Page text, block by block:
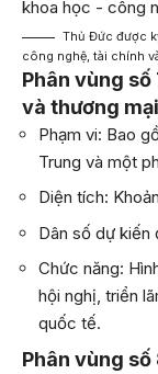
Thủ Đức được
công nghệ, tài chính
Phân vùng
và thương mại
Phạm vi: Bao
Trung và một
Diện tích:
Dân số dự kiến
Chức năng:
hội nghị, triển
quốc tế.
Phân vùng